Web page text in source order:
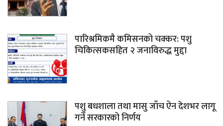
पारिश्रमिकमै कमिसनको चक्कर: पशु
चिकित्सकसहित २ जनाविरुद्ध मुद्दा
पशु बधशाला तथा मासु जाँच ऐन देशभर लागू
गर्ने सरकारको निर्णय